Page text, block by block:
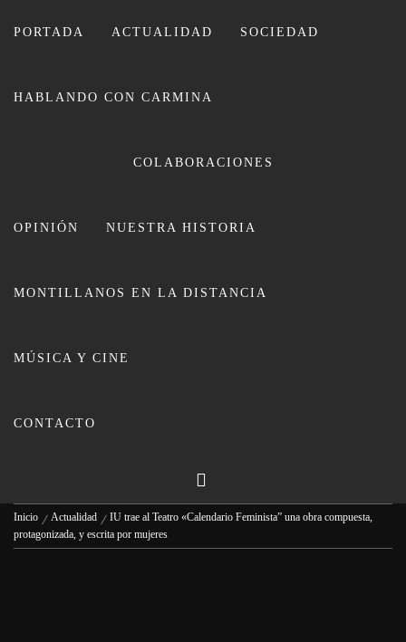
PORTADA ACTUALIDAD SOCIEDAD
HABLANDO CON CARMINA
COLABORACIONES
OPINIÓN NUESTRA HISTORIA
MONTILLANOS EN LA DISTANCIA
MÚSICA Y CINE
CONTACTO
CARMINA LEIVA
IU trae al Teatro «Calendario
mujeres
Carmina Leiva
Inicio Actualidad
IU trae al Teatro «Calendario Feminista” una obra compuesta,
protagonizada, y escrita por mujeres